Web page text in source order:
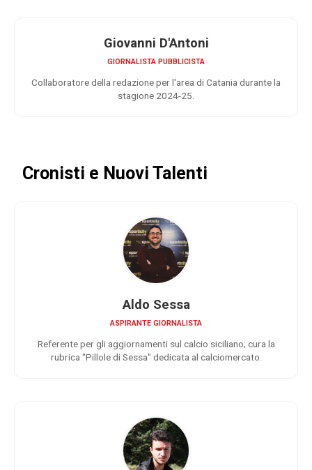
Giovanni D'Antoni
GIORNALISTA PUBBLICISTA
Collaboratore della redazione per l'area di Catania durante la
stagione 2024-25.
Cronisti e Nuovi Talenti
Aldo Sessa
ASPIRANTE GIORNALISTA
Referente per gli aggiornamenti sul calcio siciliano; cura la
rubrica "Pillole di Sessa" dedicata al calciomercato.